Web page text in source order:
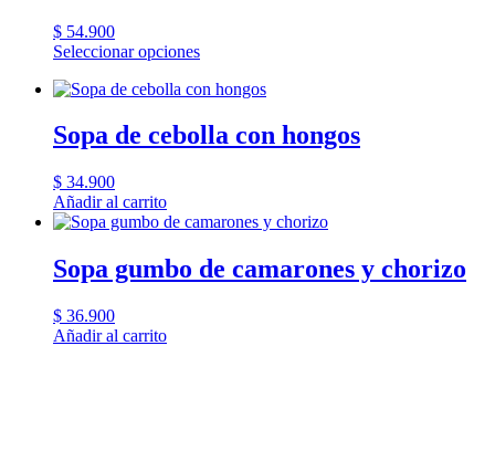
$ 54.900
Seleccionar opciones
Sopa de cebolla con hongos
$ 34.900
Añadir al carrito
Sopa gumbo de camarones y chorizo
$ 36.900
Añadir al carrito